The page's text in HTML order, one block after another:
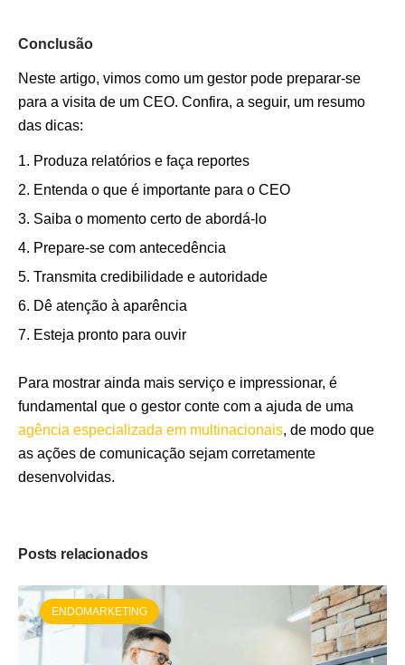
Conclusão
Neste artigo, vimos como um gestor pode preparar-se
para a visita de um CEO. Confira, a seguir, um resumo
das dicas:
Produza relatórios e faça reportes
Entenda o que é importante para o CEO
Saiba o momento certo de abordá-lo
Prepare-se com antecedência
Transmita credibilidade e autoridade
Dê atenção à aparência
Esteja pronto para ouvir
Para mostrar ainda mais serviço e impressionar, é
fundamental que o gestor conte com a ajuda de uma
agência especializada em multinacionais, de modo que
as ações de comunicação sejam corretamente
desenvolvidas.
Posts relacionados
ENDOMARKETING